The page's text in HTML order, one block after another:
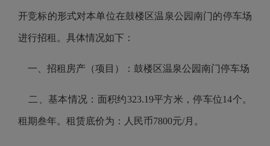
开竞标的形式对本单位在鼓楼区温泉公园南门的停车场
进行招租。具体情况如下：
一、招租房产（项目）：鼓楼区温泉公园南门停车场
二、基本情况：面积约323.19平方米，停车位14个。
租期叁年。租赁底价为：人民币7800元/月。